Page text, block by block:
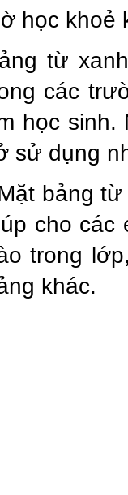
học khoẻ
từ xanh
các
học sinh.
sử dụng
bảng
cho các
trong
khác.